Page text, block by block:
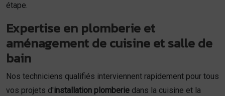
étape.
Expertise en plomberie et
aménagement de cuisine et salle de
bain
Nos techniciens qualifiés interviennent rapidement pour tous
vos projets d'installation plomberie dans la cuisine et la